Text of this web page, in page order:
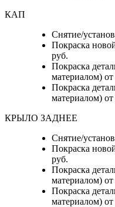
КАП
Снятие/
Покраска
руб.
Покраска
материалом)
Покраска
материалом)
КРЫЛО ЗАДНЕЕ
Снятие/
Покраска
руб.
Покраска
материалом)
Покраска
материалом)